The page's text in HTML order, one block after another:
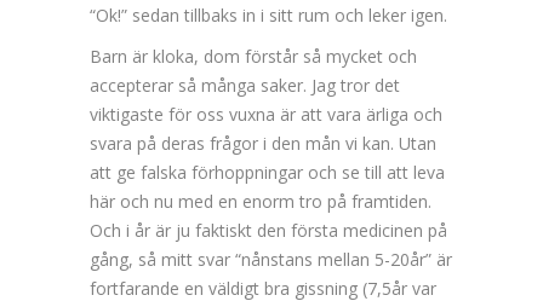
“Ok!” sedan tillbaks in i sitt rum och leker igen.
Barn är kloka, dom förstår så mycket och
accepterar så många saker. Jag tror det
viktigaste för oss vuxna är att vara ärliga och
svara på deras frågor i den mån vi kan. Utan
att ge falska förhoppningar och se till att leva
här och nu med en enorm tro på framtiden.
Och i år är ju faktiskt den första medicinen på
gång, så mitt svar “nånstans mellan 5-20år” är
fortfarande en väldigt bra gissning (7,5år var